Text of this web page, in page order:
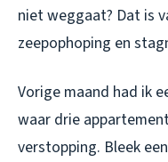
niet weggaat? Dat is
zeepophoping en
Vorige maand had ik
waar drie
verstopping. Bleek